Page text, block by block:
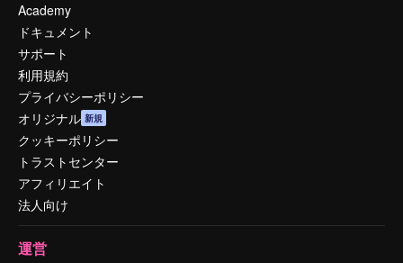
Academy
ドキュメント
サポート
利用規約
プライバシーポリシー
オリジナル 新規
クッキーポリシー
トラストセンター
アフィリエイト
法人向け
運営